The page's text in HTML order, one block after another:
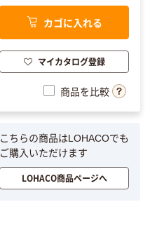
カゴに入れる
マイカタログ登録
商品を比較
こちらの商品はLOHACOでも
ご購入いただけます
LOHACO商品ページへ